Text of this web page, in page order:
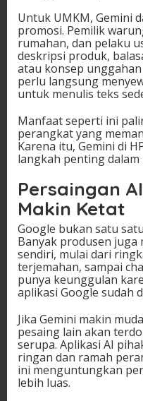
Untuk UMKM, Gemini
promosi. Pemilik
rumahan, dan pelaku
deskripsi produk,
atau konsep
perlu langsung
untuk menulis teks
Manfaat seperti ini
perangkat yang
Karena itu, Gemini di
langkah penting
Persaingan
Makin Ketat
Google bukan satu
Banyak produsen juga
sendiri, mulai dari
terjemahan, sampai
punya keunggulan
aplikasi Google sudah
Jika Gemini makin
pesaing lain akan
serupa. Aplikasi AI
ringan dan ramah
ini menguntungkan
lebih luas.